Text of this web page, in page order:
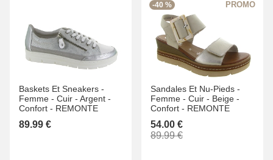
Baskets Et Sneakers -
Femme - Cuir - Argent -
Confort - REMONTE
89.99 €
-40 %
Sandales Et Nu-Pieds -
Femme - Cuir - Beige -
Confort - REMONTE
54.00 €
89.99 €